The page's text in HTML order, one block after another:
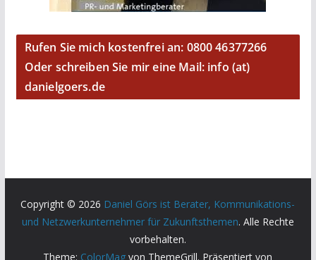
Rufen Sie mich kostenfrei an: 0800 46377266
Oder schreiben Sie mir eine Mail: info (at)
danielgoers.de
Copyright © 2026 Daniel Görs ist Berater, Kommunikations-
und Netzwerkunternehmer für Zukunftsthemen. Alle Rechte
vorbehalten.
Theme: ColorMag von ThemeGrill. Präsentiert von